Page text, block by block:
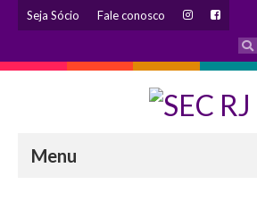
Seja Sócio Fale conosco
Menu